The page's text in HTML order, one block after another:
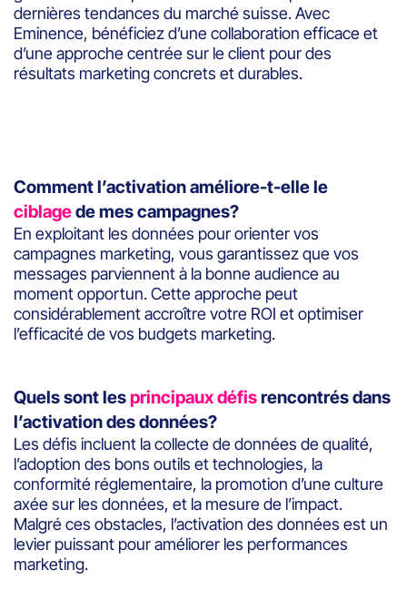
dernières tendances du marché suisse. Avec
Eminence, bénéficiez d’une collaboration efficace et
d’une approche centrée sur le client pour des
résultats marketing concrets et durables.
Comment l’activation améliore-t-elle le
ciblagede mes campagnes?
En exploitant les données pour orienter vos
campagnes marketing, vous garantissez que vos
messages parviennent à la bonne audience au
moment opportun. Cette approche peut
considérablement accroître votre ROI et optimiser
l’efficacité de vos budgets marketing.
Quels sont lesprincipaux défisrencontrés dans
l’activation des données?
Les défis incluent la collecte de données de qualité,
l’adoption des bons outils et technologies, la
conformité réglementaire, la promotion d’une culture
axée sur les données, et la mesure de l’impact.
Malgré ces obstacles, l’activation des données est un
levier puissant pour améliorer les performances
marketing.